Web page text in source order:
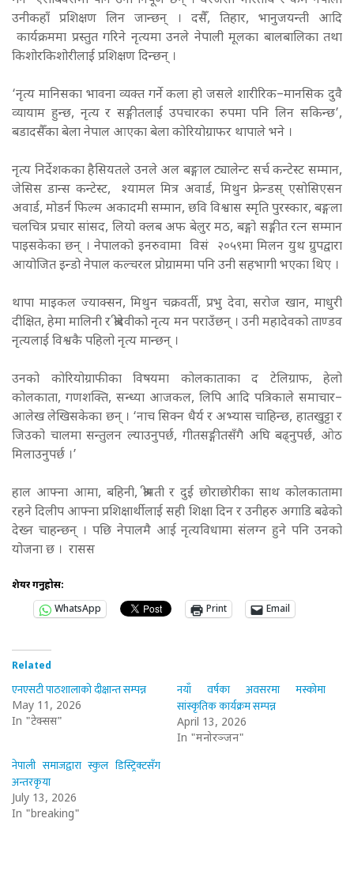
उनीकहाँ प्रशिक्षण लिन जान्छन् । दसैँ, तिहार, भानुजयन्ती आदि
कार्यक्रममा प्रस्तुत गरिने नृत्यमा उनले नेपाली मूलका बालबालिका तथा
किशोरकिशोरीलाई प्रशिक्षण दिन्छन् ।
‘नृत्य मानिसका भावना व्यक्त गर्ने कला हो जसले शारीरिक–मानसिक दुवै
व्यायाम हुन्छ, नृत्य र सङ्गीतलाई उपचारका रुपमा पनि लिन सकिन्छ’,
बडादसैँका बेला नेपाल आएका बेला कोरियोग्राफर थापाले भने ।
नृत्य निर्देशकका हैसियतले उनले अल बङ्गाल ट्यालेन्ट सर्च कन्टेस्ट सम्मान,
जेसिस डान्स कन्टेस्ट, श्यामल मित्र अवार्ड, मिथुन फ्रेन्डस् एसोसिएसन
अवार्ड, मोडर्न फिल्म अकादमी सम्मान, छवि विश्वास स्मृति पुरस्कार, बङ्गला
चलचित्र प्रचार सांसद, लियो क्लब अफ बेलुर मठ, बङ्गो सङ्गीत रत्न सम्मान
पाइसकेका छन् । नेपालको इनरुवामा विसं २०५९मा मिलन युथ ग्रुपद्वारा
आयोजित इन्डो नेपाल कल्चरल प्रोग्राममा पनि उनी सहभागी भएका थिए ।
थापा माइकल ज्याक्सन, मिथुन चक्रवर्ती, प्रभु देवा, सरोज खान, माधुरी
दीक्षित, हेमा मालिनी र श्रीदेवीको नृत्य मन पराउँछन् । उनी महादेवको ताण्डव
नृत्यलाई विश्वकै पहिलो नृत्य मान्छन् ।
उनको कोरियोग्राफीका विषयमा कोलकाताका द टेलिग्राफ, हेलो
कोलकाता, गणशक्ति, सन्ध्या आजकल, लिपि आदि पत्रिकाले समाचार–
आलेख लेखिसकेका छन् । ‘नाच सिक्न धैर्य र अभ्यास चाहिन्छ, हातखुट्टा र
जिउको चालमा सन्तुलन ल्याउनुपर्छ, गीतसङ्गीतसँगै अघि बढ्नुपर्छ, ओठ
मिलाउनुपर्छ ।’
हाल आफ्ना आमा, बहिनी, श्रीमती र दुई छोराछोरीका साथ कोलकातामा
रहने दिलीप आफ्ना प्रशिक्षार्थीलाई सही शिक्षा दिन र उनीहरु अगाडिबढेको
देख्न चाहन्छन् । पछि नेपालमै आई नृत्यविधामा संलग्न हुने पनि उनको
योजना छ । रासस
शेयर गर्नुहोस:
WhatsApp
Print Email
Related
एनएसटी पाठशालाको दीक्षान्त सम्पन्न
May 11, 2026
In "टेक्सस"
नयाँ वर्षका अवसरमा मस्कोमा
सांस्कृतिक कार्यक्रम सम्पन्न
April 13, 2026
In "मनोरञ्जन"
नेपाली समाजद्वारा स्कुल डिस्ट्रिक्टसँग
अन्तरकृया
July 13, 2026
In "breaking"